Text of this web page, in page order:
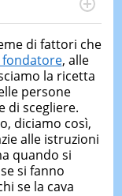
Management
digitale. Si
in ottica SEO e
attraverso
di fattori che
, alle
la ricetta
persone
di scegliere.
diciamo così,
alle istruzioni
quando si
si fanno
se la cava